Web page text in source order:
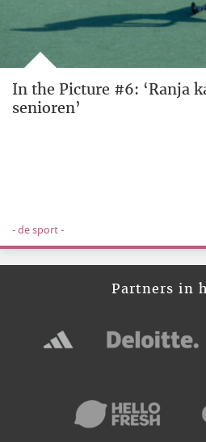
In the Picture #6: ‘Ranja
senioren’
- de sport -
Partners in